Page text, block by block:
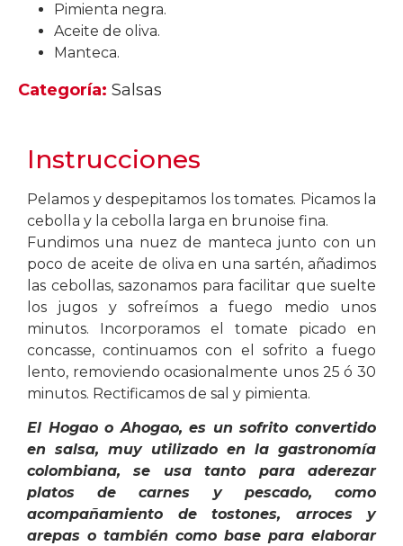
Pimienta negra.
Aceite de oliva.
Manteca.
Categoría: Salsas
Instrucciones
Pelamos y despepitamos los tomates. Picamos la
cebolla y la cebolla larga en brunoise fina.
Fundimos una nuez de manteca junto con un
poco de aceite de oliva en una sartén, añadimos
las cebollas, sazonamos para facilitar que suelte
los jugos y sofreímos a fuego medio unos
minutos. Incorporamos el tomate picado en
concasse, continuamos con el sofrito a fuego
lento, removiendo ocasionalmente unos 25 ó 30
minutos. Rectificamos de sal y pimienta.
El Hogao o Ahogao, es un sofrito convertido
en salsa, muy utilizado en la gastronomía
colombiana, se usa tanto para aderezar
platos de carnes y pescado, como
acompañamiento de tostones, arroces y
arepas o también como base para elaborar